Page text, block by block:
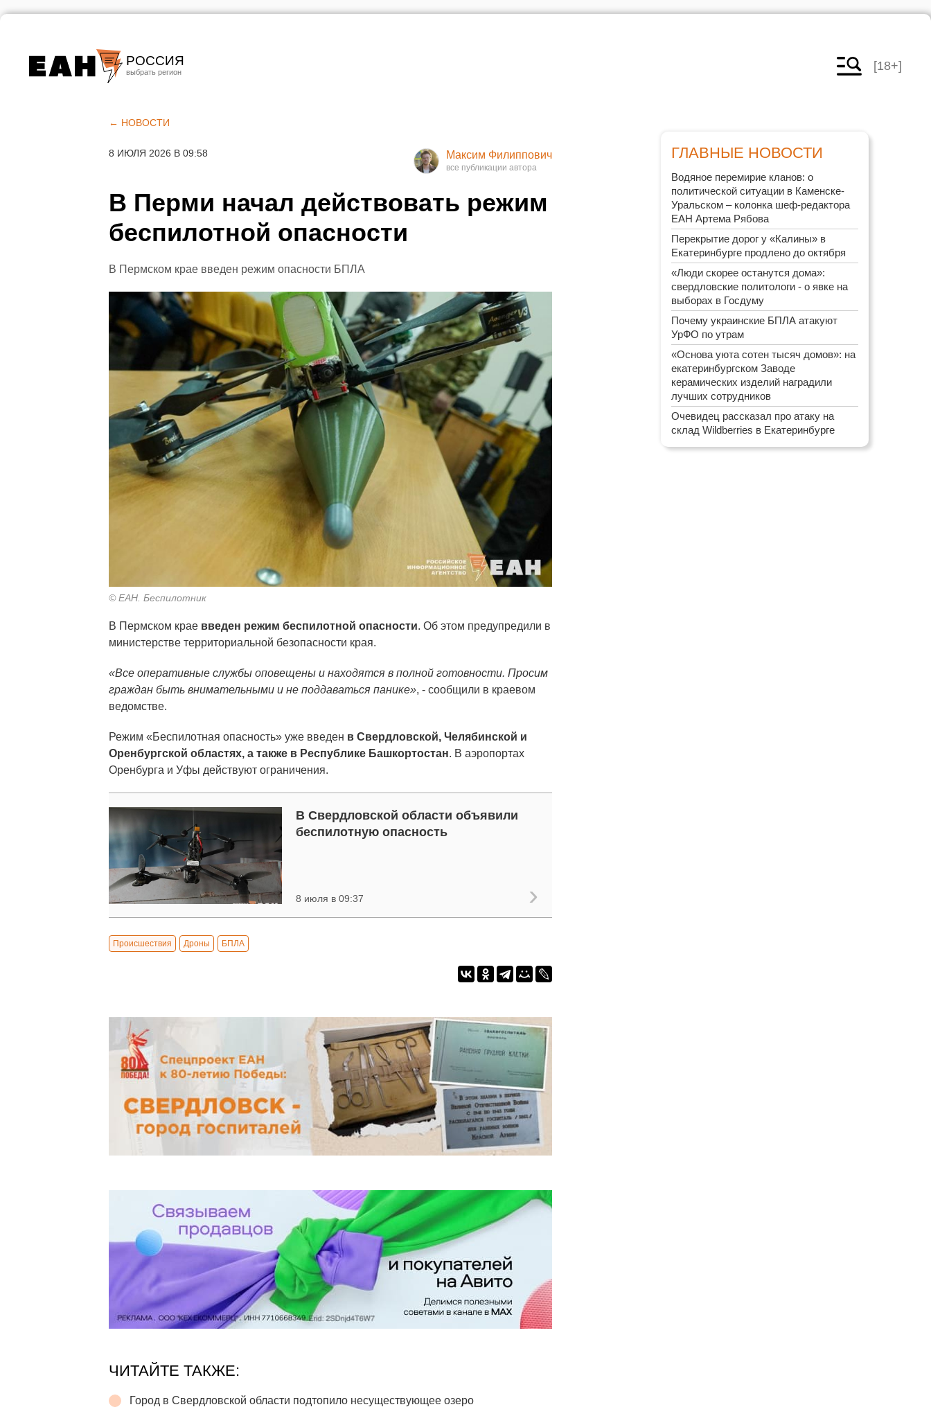
РОССИЯ
Челябинск
[18+]
← НОВОСТИ
8 ИЮЛЯ 2026 В 09:58 Максим Филиппович
В Перми начал действовать режим
беспилотной опасности
В Пермском крае введен режим опасности БПЛА
© ЕАН. Беспилотник
В Пермском крае введен режим беспилотной опасности. Об этом предупредили в
министерстве территориальной безопасности края.
«Все оперативные службы оповещены и находятся в полной готовности. Просим
граждан быть внимательными и не поддаваться панике», - сообщили в краевом
ведомстве.
Режим «Беспилотная опасность» уже введен в Свердловской, Челябинской и
Оренбургской областях, а также в Республике Башкортостан. В аэропортах
Оренбурга и Уфы действуют ограничения.
В Свердловской области объявили
беспилотную опасность
8 июля в 09:37
Происшествия Дроны БПЛА
ЧИТАЙТЕ ТАКЖЕ:
Город в Свердловской области подтопило несуществующее озеро
ГЛАВНЫЕ НОВОСТИ
Водяное перемирие кланов: о
политической ситуации в Каменске-
Уральском – колонка шеф-редактора
ЕАН Артема Рябова
Перекрытие дорог у «Калины» в
Екатеринбурге продлено до октября
«Люди скорее останутся дома»:
свердловские политологи - о явке на
выборах в Госдуму
Почему украинские БПЛА атакуют
УрФО по утрам
«Основа уюта сотен тысяч домов»: на
екатеринбургском Заводе
керамических изделий наградили
лучших сотрудников
Очевидец рассказал про атаку на
склад Wildberries в Екатеринбурге